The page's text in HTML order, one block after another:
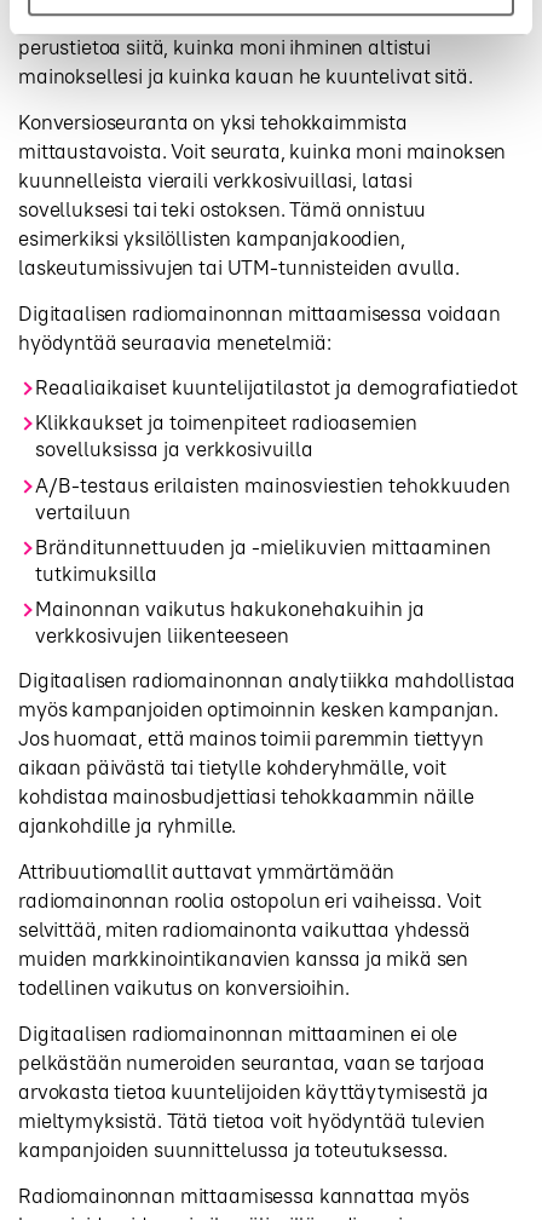
Kuuntelijamäärien ja kuunteluaikojenseuranta tarjoaa
perustietoa siitä, kuinka moni ihminen altistui
mainoksellesi ja kuinka kauan he kuuntelivat sitä.
Konversioseuranta on yksi tehokkaimmista
mittaustavoista. Voit seurata, kuinka moni mainoksen
kuunnelleista vieraili verkkosivuillasi, latasi
sovelluksesi tai teki ostoksen. Tämä onnistuu
esimerkiksi yksilöllisten kampanjakoodien,
laskeutumissivujen tai UTM-tunnisteiden avulla.
Digitaalisen radiomainonnan mittaamisessa voidaan
hyödyntää seuraavia menetelmiä:
Reaaliaikaiset kuuntelijatilastot ja demografiatiedot
Klikkaukset ja toimenpiteet radioasemien
sovelluksissa ja verkkosivuilla
A/B-testaus erilaisten mainosviestien tehokkuuden
vertailuun
Bränditunnettuuden ja -mielikuvien mittaaminen
tutkimuksilla
Mainonnan vaikutus hakukonehakuihin ja
verkkosivujen liikenteeseen
Digitaalisen radiomainonnan analytiikka mahdollistaa
myös kampanjoiden optimoinnin kesken kampanjan.
Jos huomaat, että mainos toimii paremmin tiettyyn
aikaan päivästä tai tietylle kohderyhmälle, voit
kohdistaa mainosbudjettiasi tehokkaammin näille
ajankohdille ja ryhmille.
Attribuutiomallit auttavat ymmärtämään
radiomainonnan roolia ostopolun eri vaiheissa. Voit
selvittää, miten radiomainonta vaikuttaa yhdessä
muiden markkinointikanavien kanssa ja mikä sen
todellinen vaikutus on konversioihin.
Digitaalisen radiomainonnan mittaaminen ei ole
pelkästään numeroiden seurantaa, vaan se tarjoaa
arvokasta tietoa kuuntelijoiden käyttäytymisestä ja
mieltymyksistä. Tätä tietoa voit hyödyntää tulevien
kampanjoiden suunnittelussa ja toteutuksessa.
Radiomainonnan mittaamisessa kannattaa myös